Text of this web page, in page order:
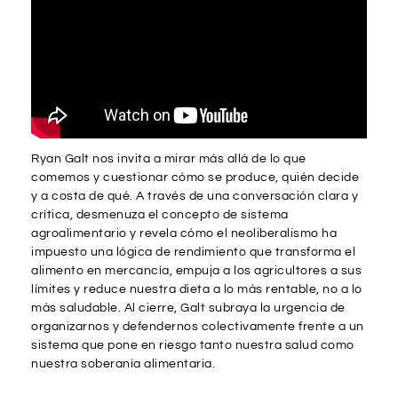
Ryan Galt nos invita a mirar más allá de lo que
comemos y cuestionar cómo se produce, quién decide
y a costa de qué. A través de una conversación clara y
crítica, desmenuza el concepto de sistema
agroalimentario y revela cómo el neoliberalismo ha
impuesto una lógica de rendimiento que transforma el
alimento en mercancía, empuja a los agricultores a sus
límites y reduce nuestra dieta a lo más rentable, no a lo
más saludable. Al cierre, Galt subraya la urgencia de
organizarnos y defendernos colectivamente frente a un
sistema que pone en riesgo tanto nuestra salud como
nuestra soberanía alimentaria.